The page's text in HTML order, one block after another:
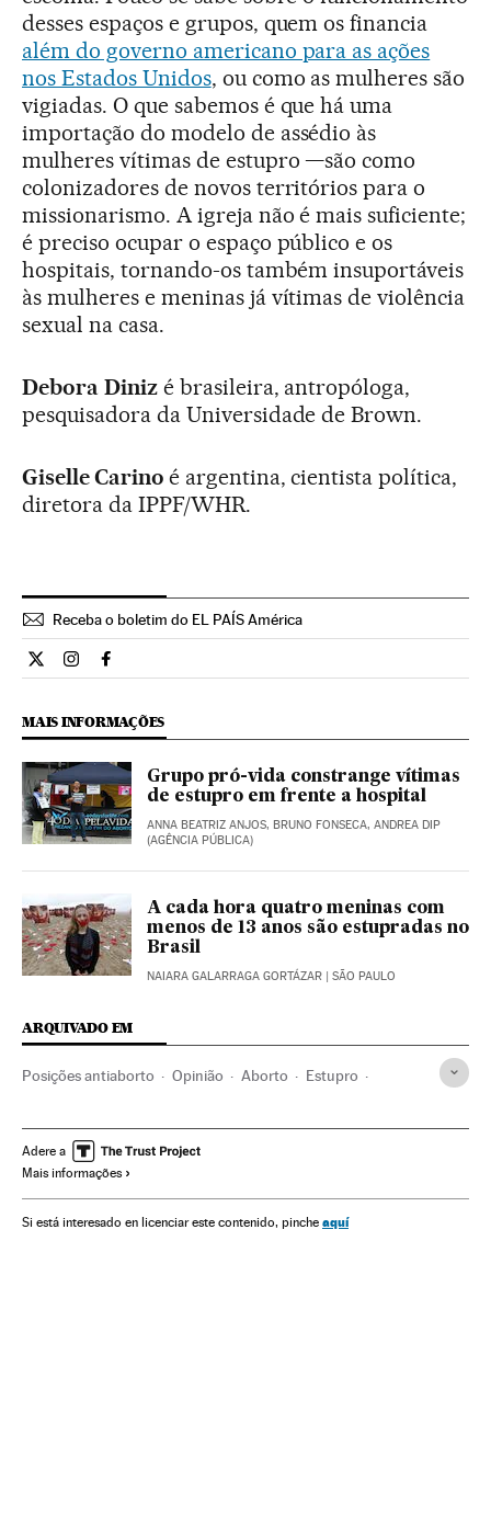
desses espaços e grupos, quem os financia
além do governo americano para as ações
nos Estados Unidos, ou como as mulheres são
vigiadas. O que sabemos é que há uma
importação do modelo de assédio às
mulheres vítimas de estupro —são como
colonizadores de novos territórios para o
missionarismo. A igreja não é mais suficiente;
é preciso ocupar o espaço público e os
hospitais, tornando-os também insuportáveis
às mulheres e meninas já vítimas de violência
sexual na casa.
Debora Dinizé brasileira, antropóloga,
pesquisadora da Universidade de Brown.
Giselle Carino é argentina, cientista política,
diretora da IPPF/WHR.
Receba o boletim do EL PAÍS América
Opiniao El País Brasil en Twitter
Opiniao El País Brasil en Instagram
Opiniao El País Brasil en Facebook
MAIS INFORMAÇÕES
Grupo pró-vida constrange vítimas
de estupro em frente a hospital
ANNA BEATRIZ ANJOS, BRUNO FONSECA, ANDREA DIP
(AGÊNCIA PÚBLICA)
A cada hora quatro meninas com
menos de 13 anos são estupradas no
Brasil
NAIARA GALARRAGA GORTÁZAR | SÃO PAULO
ARQUIVADO EM
Posições antiaborto Opinião Aborto Estupro
Crimes sexuais América do Sul
Cristianismo
Saúde Violencia sexual
Adere a
Mais informações
Si está interesado en licenciar este contenido, pinche aquí